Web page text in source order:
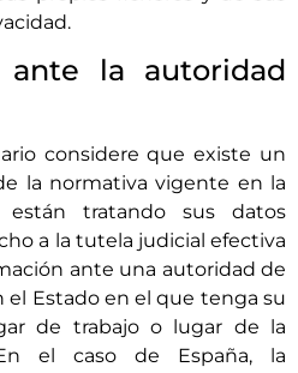
ante la autoridad
considere que existe un
la normativa vigente en la
tratando sus datos
a la tutela judicial efectiva
ante una autoridad de
el Estado en el que tenga su
de trabajo o lugar de la
el caso de España, la